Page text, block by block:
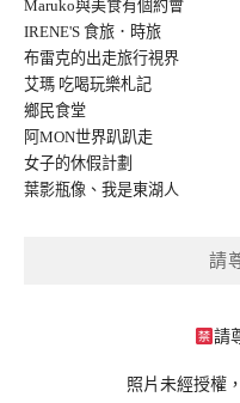
Maruko與美食有個約會
IRENE'S 食旅．時旅
布雷克的出走旅行視界
艾瑪 吃喝玩樂札記
鄉民食堂
阿MON世界趴趴走
女子的休假計劃
葉影瓶像 、 我是東湖人
請
請
照片未經授權